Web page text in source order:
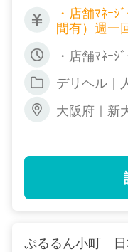
・店舗ﾏﾈｰ
間有）週一回の休日 ・
Bﾃﾞｻﾞｲﾅｰ
・店舗ﾏﾈｰ
万円（研修期
送迎ﾄﾞﾗｲﾊﾞ
デリヘル｜
大阪府｜新
ぷるるん小町 日